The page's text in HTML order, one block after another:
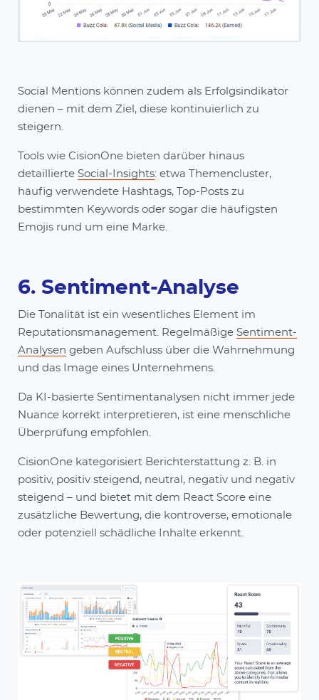
Social Mentions können zudem als Erfolgsindikator
dienen – mit dem Ziel, diese kontinuierlich zu
steigern.
Tools wie CisionOne bieten darüber hinaus
detaillierte Social-Insights: etwa Themencluster,
häufig verwendete Hashtags, Top-Posts zu
bestimmten Keywords oder sogar die häufigsten
Emojis rund um eine Marke.
6. Sentiment-Analyse
Die Tonalität ist ein wesentliches Element im
Reputationsmanagement. Regelmäßige Sentiment-
Analysen geben Aufschluss über die Wahrnehmung
und das Image eines Unternehmens.
Da KI-basierte Sentimentanalysen nicht immer jede
Nuance korrekt interpretieren, ist eine menschliche
Überprüfung empfohlen.
CisionOne kategorisiert Berichterstattung z. B. in
positiv, positiv steigend, neutral, negativ und negativ
steigend – und bietet mit dem React Score eine
zusätzliche Bewertung, die kontroverse, emotionale
oder potenziell schädliche Inhalte erkennt.